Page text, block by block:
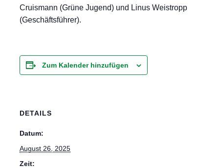
Cruismann (Grüne Jugend) und Linus Weistropp
(Geschäftsführer).
Zum Kalender hinzufügen
DETAILS
Datum:
August 26, 2025
Zeit: